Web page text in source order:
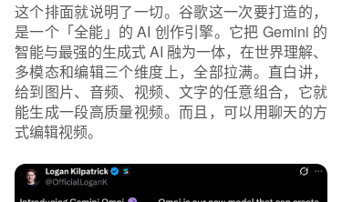
这个排面就说明了一切。谷歌这一次要打造的，
是一个「全能」的 AI 创作引擎。它把 Gemini 的
智能与最强的生成式 AI 融为一体，在世界理解、
多模态和编辑三个维度上，全部拉满。直白讲，
给到图片、音频、视频、文字的任意组合，它就
能生成一段高质量视频。而且，可以用聊天的方
式编辑视频。